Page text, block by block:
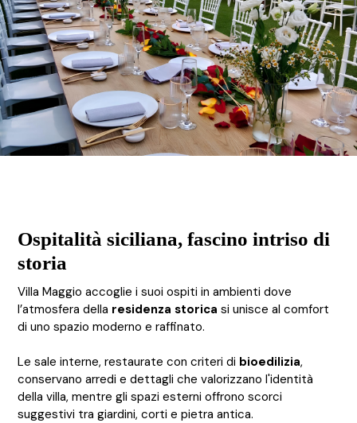
Ospitalità siciliana, fascino intriso di
storia
Villa Maggio accoglie i suoi ospiti in ambienti dove
l’atmosfera della residenza storica si unisce al comfort
di uno spazio moderno e raffinato.
Le sale interne, restaurate con criteri di bioedilizia,
conservano arredi e dettagli che valorizzano l'identità
della villa, mentre gli spazi esterni offrono scorci
suggestivi tra giardini, corti e pietra antica.